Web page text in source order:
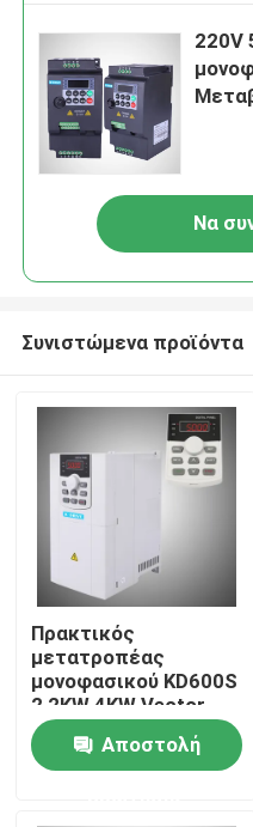
Αρχική Σελίδα
Προϊόντα
Βίντεο
220V
Να
Συνιστώμενα προϊόντα
Πρακτικός
μετατροπέας
μονοφασικού KD600S
2,2KW 4KW Vector
Control υψηλής
απόδοσηςΑποστολή